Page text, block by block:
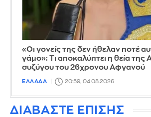
«Οι γονείς της δεν ήθελαν ποτέ
γάμο»: Τι αποκαλύπτει η θεία της
συζύγου του 26χρονου Αφγανού
ΕΛΛΑΔΑ 20:59, 04.08.2026
ΔΙΑΒΑΣΤΕ ΕΠΙΣΗΣ